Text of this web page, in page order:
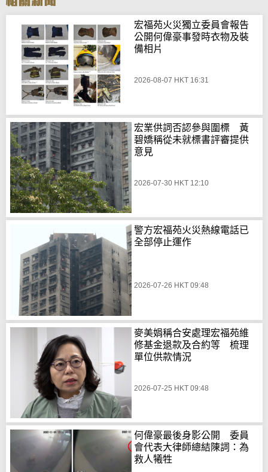
宏福苑火災獨立委員會報告
公開何偉豪事發時衣物及裝
備相片
2026-08-07 HKT 16:31
宏業供詞否認參與圍標 黃
碧嬌稱從未就標書評審提供
意見
2026-07-30 HKT 12:10
警方宏福苑火災熱線電話已
全部停止運作
2026-07-26 HKT 09:48
麥美娟稱合安處理宏福苑維
修基金退款及合約等 梳理
單位供款情況
2026-07-25 HKT 09:48
何偉豪最後身影公開 委員
會代表大律師總結陳詞：為
救人犧牲